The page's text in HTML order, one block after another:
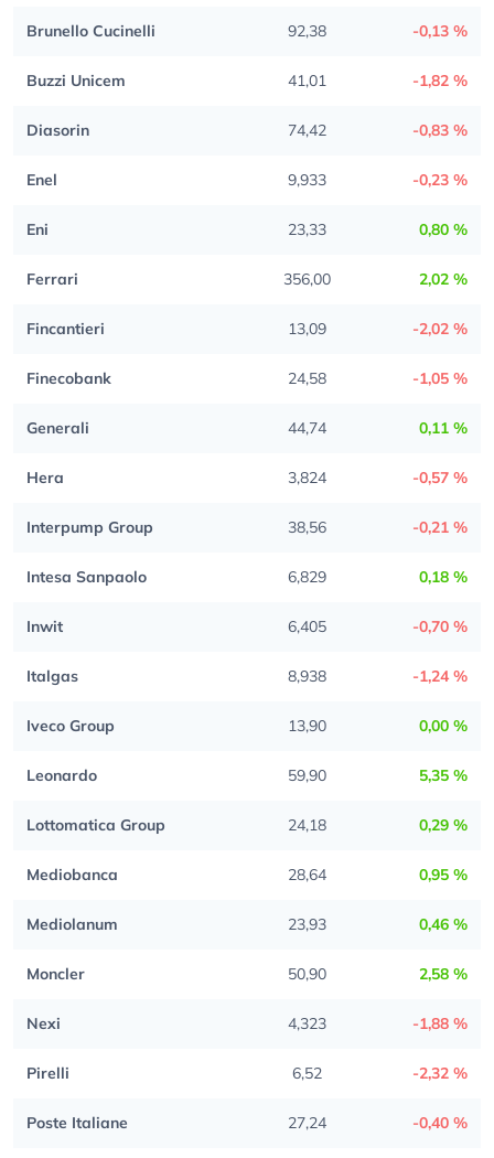
Brunello Cucinelli 92,38 -0,13 %
Buzzi Unicem 41,01 -1,82 %
Diasorin 74,42 -0,83 %
Enel 9,933 -0,23 %
Eni 23,33 0,80 %
Ferrari 356,00 2,02 %
Fincantieri 13,09 -2,02 %
Finecobank 24,58 -1,05 %
Generali 44,74 0,11 %
Hera 3,824 -0,57 %
Interpump Group 38,56 -0,21 %
Intesa Sanpaolo 6,829 0,18 %
Inwit 6,405 -0,70 %
Italgas 8,938 -1,24 %
Iveco Group 13,90 0,00 %
Leonardo 59,90 5,35 %
Lottomatica Group 24,18 0,29 %
Mediobanca 28,64 0,95 %
Mediolanum 23,93 0,46 %
Moncler 50,90 2,58 %
Nexi 4,323 -1,88 %
Pirelli 6,52 -2,32 %
Poste Italiane 27,24 -0,40 %